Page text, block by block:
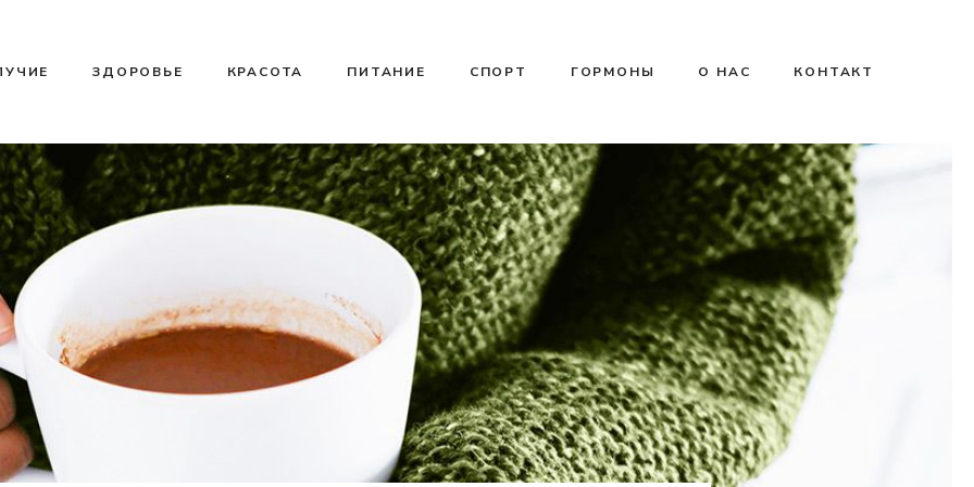
ЗДОРОВЬЕ КРАСОТА ПИТАНИЕ СПОРТ ГОРМОНЫ О НАС КОНТАКТ